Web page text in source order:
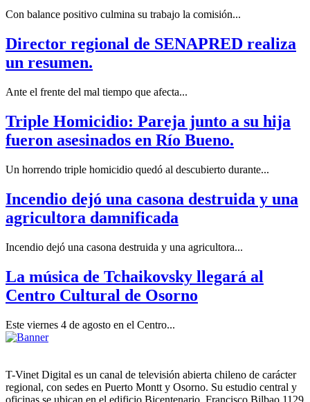
Con balance positivo culmina su trabajo la comisión...
Director regional de SENAPRED realiza
un resumen.
Ante el frente del mal tiempo que afecta...
Triple Homicidio: Pareja junto a su hija
fueron asesinados en Río Bueno.
Un horrendo triple homicidio quedó al descubierto durante...
Incendio dejó una casona destruida y una
agricultora damnificada
Incendio dejó una casona destruida y una agricultora...
La música de Tchaikovsky llegará al
Centro Cultural de Osorno
Este viernes 4 de agosto en el Centro...
T-Vinet Digital es un canal de televisión abierta chileno de carácter
regional, con sedes en Puerto Montt y Osorno. Su estudio central y
oficinas se ubican en el edificio Bicentenario, Francisco Bilbao 1129